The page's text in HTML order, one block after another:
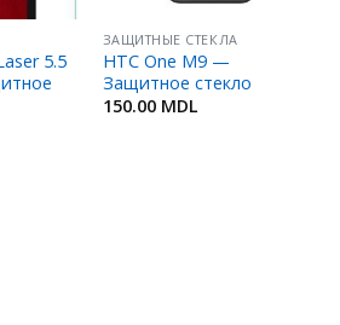
5.5
ЗАЩИТНЫЕ СТЕКЛА
HTC One M9 —
Защитное стекло
150.00 MDL